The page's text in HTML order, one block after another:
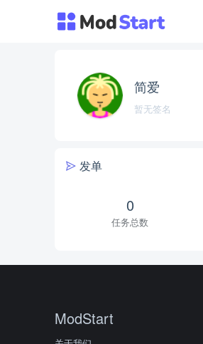
简爱
暂无签名
发单
0
任务总数
ModStart